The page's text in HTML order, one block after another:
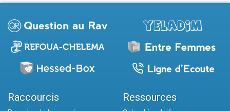
Raccourcis Ressources